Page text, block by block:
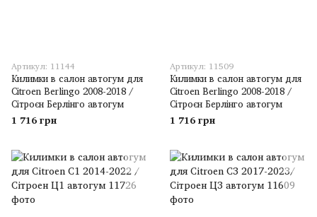
Артикул: 11144
Килимки в салон автогум для
Citroen Berlingo 2008-2018 /
Сітроєн Берлінго автогум
1 716 грн
Артикул: 11509
Килимки в салон автогум для
Citroen Berlingo 2008-2018 /
Сітроєн Берлінго автогум
1 716 грн